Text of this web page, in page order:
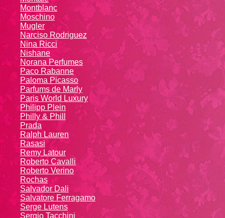
Montblanc
Moschino
Mugler
Narciso Rodriguez
Nina Ricci
Nishane
Norana Perfumes
Paco Rabanne
Paloma Picasso
Parfums de Marly
Paris World Luxury
Philipp Plein
Philly & Phill
Prada
Ralph Lauren
Rasasi
Remy Latour
Roberto Cavalli
Roberto Verino
Rochas
Salvador Dali
Salvatore Ferragamo
Serge Lutens
Sergio Tacchini